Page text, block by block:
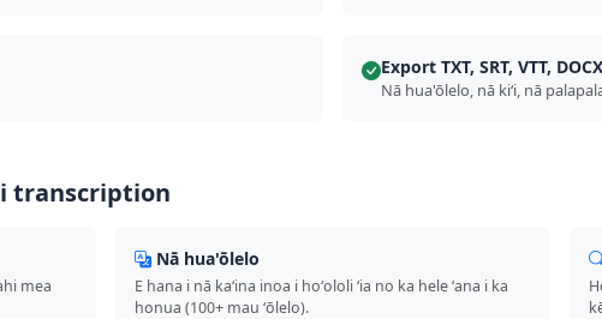
Export TXT, SRT, VTT, DOCX
Nā hua'ōlelo, nā kiʻi, nā
transcription
mea
Nā hua'ōlelo
E hana i nā kaʻina inoa i hoʻololi ʻia no ka hele ʻana i ka
honua (100+ mau ʻōlelo).